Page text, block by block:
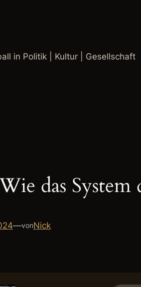
in Politik | Kultur | Gesellschaft
das
—vonNick